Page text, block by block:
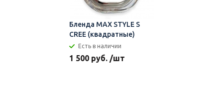
Бленда MAX STYLE S
CREE (квадратные)
Есть в наличии
1 500 руб. /шт